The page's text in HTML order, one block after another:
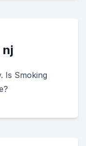
nj
Is Smoking